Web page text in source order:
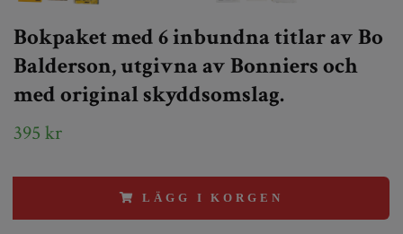
Bokpaket med 6 inbundna titlar av Bo
Balderson, utgivna av Bonniers och
med original skyddsomslag.
395 kr
LÄGG I KORGEN